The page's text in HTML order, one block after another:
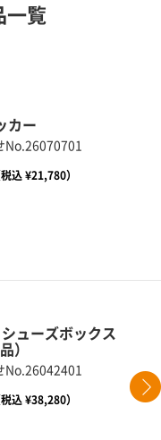
一覧
カー
No.26070701
込 ¥21,780）
ューズボックス
）
No.26042401
込 ¥38,280）